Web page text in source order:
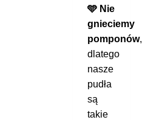
🩵 Nie
gnieciemy
pomponów,
dlatego
nasze
pudła
są
takie